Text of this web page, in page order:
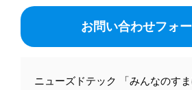
お問い合わせフォ
ニューズドテック 「みんなのすま